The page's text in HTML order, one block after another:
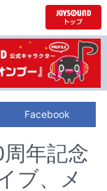
Facebook
年記念
ブ、メ